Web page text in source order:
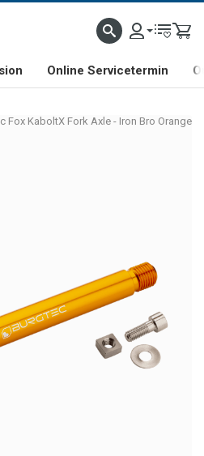
FIRMA SHOP & SHOWROOM IN
Online Servicetermin
Fox KaboltX Fork Axle - Iron Bro Orange